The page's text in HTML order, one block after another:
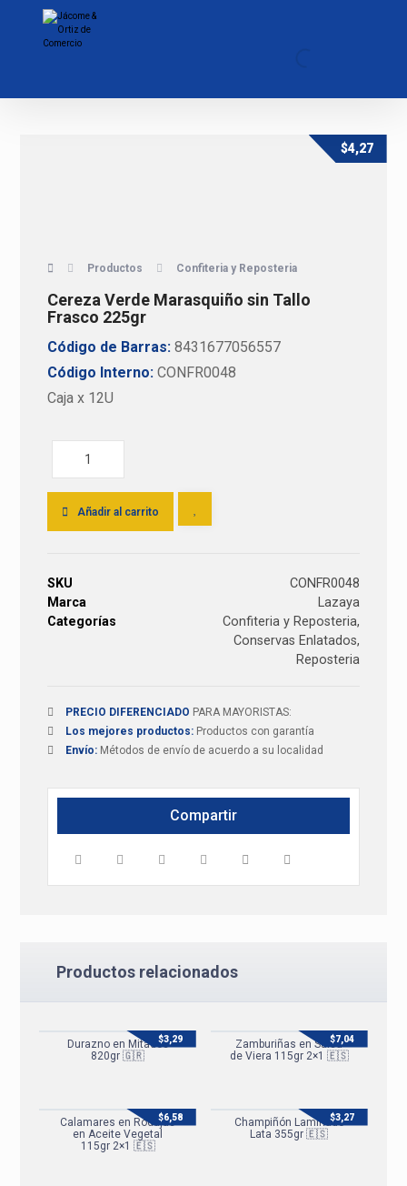
Productos Confiteria y Reposteria
Cereza Verde Marasquiño sin Tallo
Frasco 225gr
$4,27
Código de Barras: 8431677056557
Código Interno: CONFR0048
Caja x 12U
Añadir al carrito
SKU
CONFR0048
Marca
Lazaya
Categorías
Confiteria y Reposteria,
Conservas Enlatados,
Reposteria
PRECIO DIFERENCIADO PARA MAYORISTAS:
Los mejores productos: Productos con garantía
Envío: Métodos de envío de acuerdo a su localidad
Productos relacionados
Durazno en Mitades
820gr 🇬🇷
$3,29
Zamburiñas en Salsa
de Viera 115gr 2×1 🇪🇸
$7,04
Calamares en Rodajas
en Aceite Vegetal
115gr 2×1 🇪🇸
$6,58
Champiñón Laminado
Lata 355gr 🇪🇸
$3,27